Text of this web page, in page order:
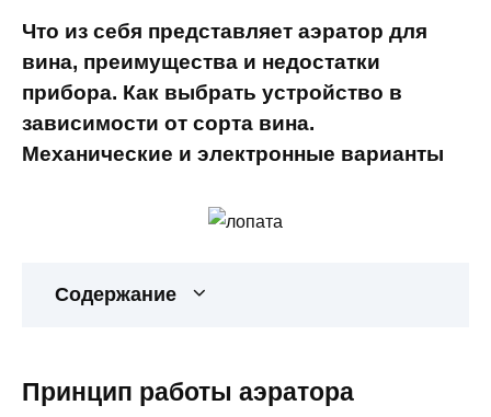
Что из себя представляет аэратор для
вина, преимущества и недостатки
прибора. Как выбрать устройство в
зависимости от сорта вина.
Механические и электронные варианты
Содержание
Принцип работы аэратора